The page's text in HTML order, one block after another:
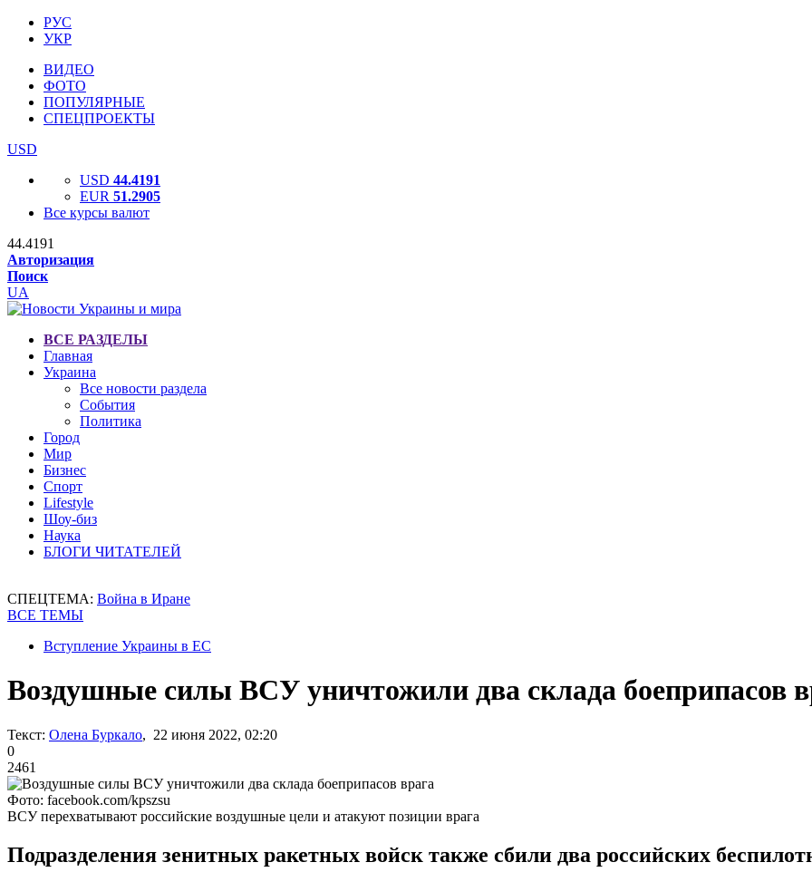
РУС
УКР
ВИДЕО
ФОТО
ПОПУЛЯРНЫЕ
СПЕЦПРОЕКТЫ
USD
USD 44.4191
EUR 51.2905
Все курсы валют
44.4191
Авторизация
Поиск
UA
ВСЕ РАЗДЕЛЫ
Главная
Украина
Все новости раздела
События
Политика
Город
Мир
Бизнес
Спорт
Lifestyle
Шоу-биз
Наука
БЛОГИ ЧИТАТЕЛЕЙ
СПЕЦТЕМА: Война в Иране
ВСЕ ТЕМЫ
Вступление Украины в ЕС
Воздушные силы ВСУ уничтожили два склада боеприпасов
Текст: Олена Буркало, 22 июня 2022, 02:20
0
2461
Фото: facebook.com/kpszsu
ВСУ перехватывают российские воздушные цели и атакуют позиции врага
Подразделения зенитных ракетных войск также сбили два российских